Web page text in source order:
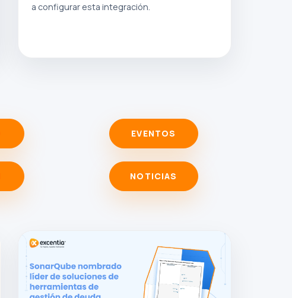
a configurar esta integración.
EVENTOS
NOTICIAS